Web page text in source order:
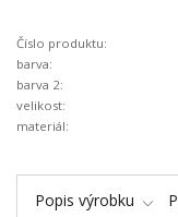
Číslo produktu:
barva:
barva 2:
velikost:
materiál:
Popis výrobku